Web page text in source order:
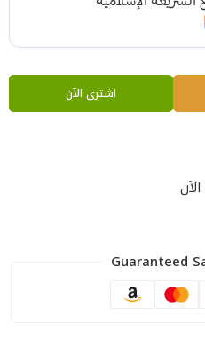
اشتري الآن
Guaranteed